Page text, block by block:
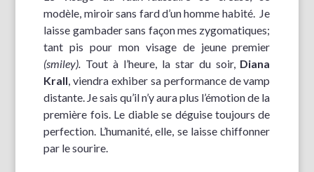
modèle, miroir sans fard d’un homme habité. Je
laisse gambader sans façon mes zygomatiques;
tant pis pour mon visage de jeune premier
(smiley). Tout à l’heure, la star du soir, Diana
Krall, viendra exhiber sa performance de vamp
distante. Je sais qu’il n’y aura plus l’émotion de la
première fois. Le diable se déguise toujours de
perfection. L’humanité, elle, se laisse chiffonner
par le sourire.